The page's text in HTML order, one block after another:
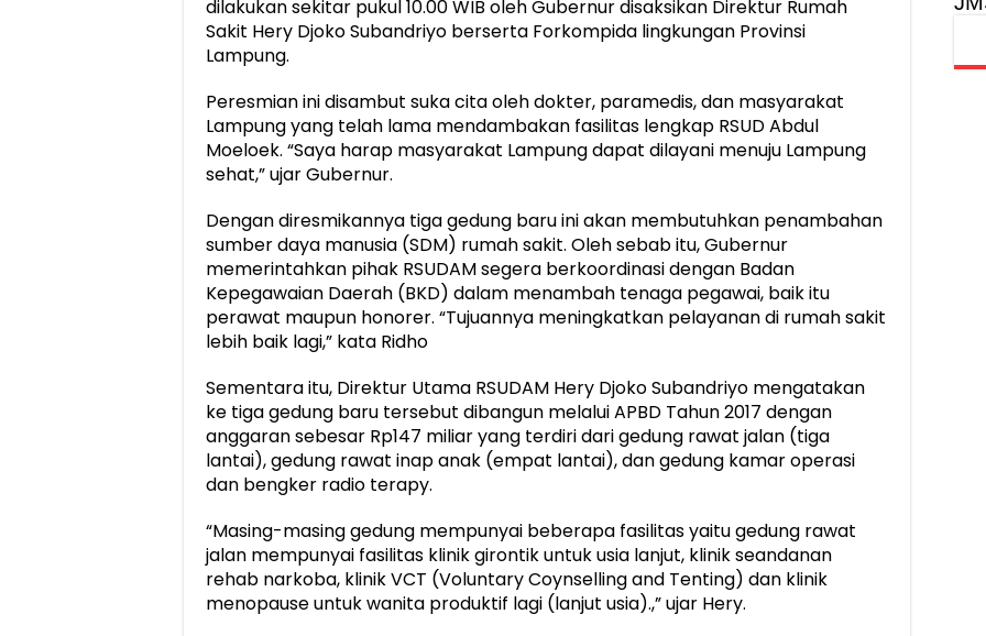
dilakukan sekitar pukul 10.00 WIB oleh Gubernur disaksikan Direktur Rumah
Sakit Hery Djoko Subandriyo berserta Forkompida lingkungan Provinsi
Lampung.
Peresmian ini disambut suka cita oleh dokter, paramedis, dan masyarakat
Lampung yang telah lama mendambakan fasilitas lengkap RSUD Abdul
Moeloek. “Saya harap masyarakat Lampung dapat dilayani menuju Lampung
sehat,” ujar Gubernur.
Dengan diresmikannya tiga gedung baru ini akan membutuhkan penambahan
sumber daya manusia (SDM) rumah sakit. Oleh sebab itu, Gubernur
memerintahkan pihak RSUDAM segera berkoordinasi dengan Badan
Kepegawaian Daerah (BKD) dalam menambah tenaga pegawai, baik itu
perawat maupun honorer. “Tujuannya meningkatkan pelayanan di rumah sakit
lebih baik lagi,” kata Ridho
Sementara itu, Direktur Utama RSUDAM Hery Djoko Subandriyo mengatakan
ke tiga gedung baru tersebut dibangun melalui APBD Tahun 2017 dengan
anggaran sebesar Rp147 miliar yang terdiri dari gedung rawat jalan (tiga
lantai), gedung rawat inap anak (empat lantai), dan gedung kamar operasi
dan bengker radio terapy.
“Masing-masing gedung mempunyai beberapa fasilitas yaitu gedung rawat
jalan mempunyai fasilitas klinik girontik untuk usia lanjut, klinik seandanan
rehab narkoba, klinik VCT (Voluntary Coynselling and Tenting) dan klinik
menopause untuk wanita produktif lagi (lanjut usia).,” ujar Hery.